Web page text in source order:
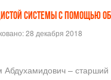
СИСТЕМЫ С ПОМОЩЬЮ
28 декабря 2018
– старший